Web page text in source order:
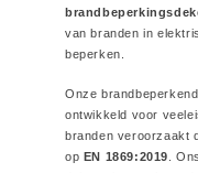
van branden in
beperken.
Onze
ontwikkeld voor
branden veroorzaakt
op EN 1869:2019 .